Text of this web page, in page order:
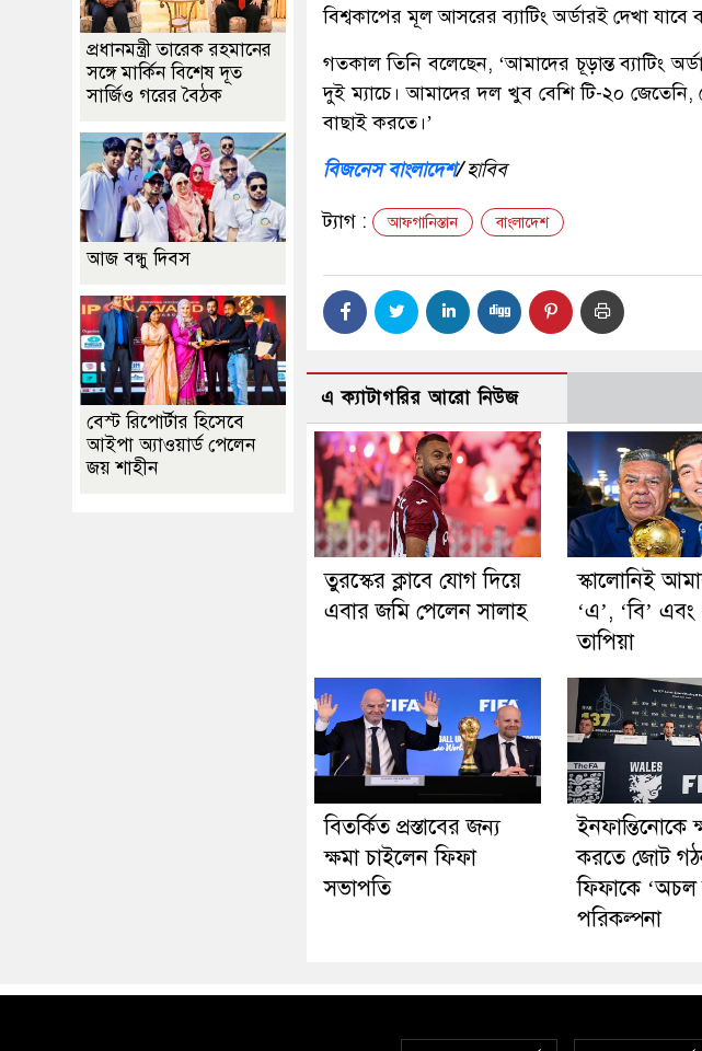
বিশ্বকাপের মূল আসরের ব্যাটিং অর্ডারই দেখা যাবে
গতকাল তিনি বলেছেন, ‘আমাদের চূড়ান্ত ব্যাটিং
দুই ম্যাচে। আমাদের দল খুব বেশি টি-২০ জেতেনি,
বাছাই করতে।’
বিজনেস বাংলাদেশ/হাবিব
ট্যাগ : আফগানিস্তান বাংলাদেশ
এ ক্যাটাগরির আরো নিউজ
তুরস্কের ক্লাবে যোগ দিয়ে
এবার জমি পেলেন সালাহ
স্কালোনিই
‘এ’, ‘বি’ এবং
তাপিয়া
বিতর্কিত প্রস্তাবের জন্য
ক্ষমা চাইলেন ফিফা
সভাপতি
ইনফান্তিনোকে
করতে জোট
ফিফাকে ‘অচল
পরিকল্পনা
প্রধানমন্ত্রী তারেক রহমানের
সঙ্গে মার্কিন বিশেষ দূত
সার্জিও গরের বৈঠক
আজ বন্ধু দিবস
বেস্ট রিপোর্টার হিসেবে
আইপা অ্যাওয়ার্ড পেলেন
জয় শাহীন